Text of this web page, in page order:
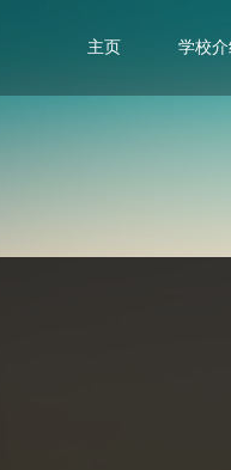
主页 学校介